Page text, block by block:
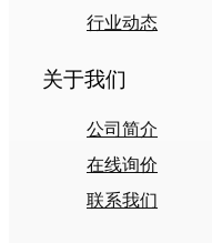
行业动态
关于我们
公司简介
在线询价
联系我们